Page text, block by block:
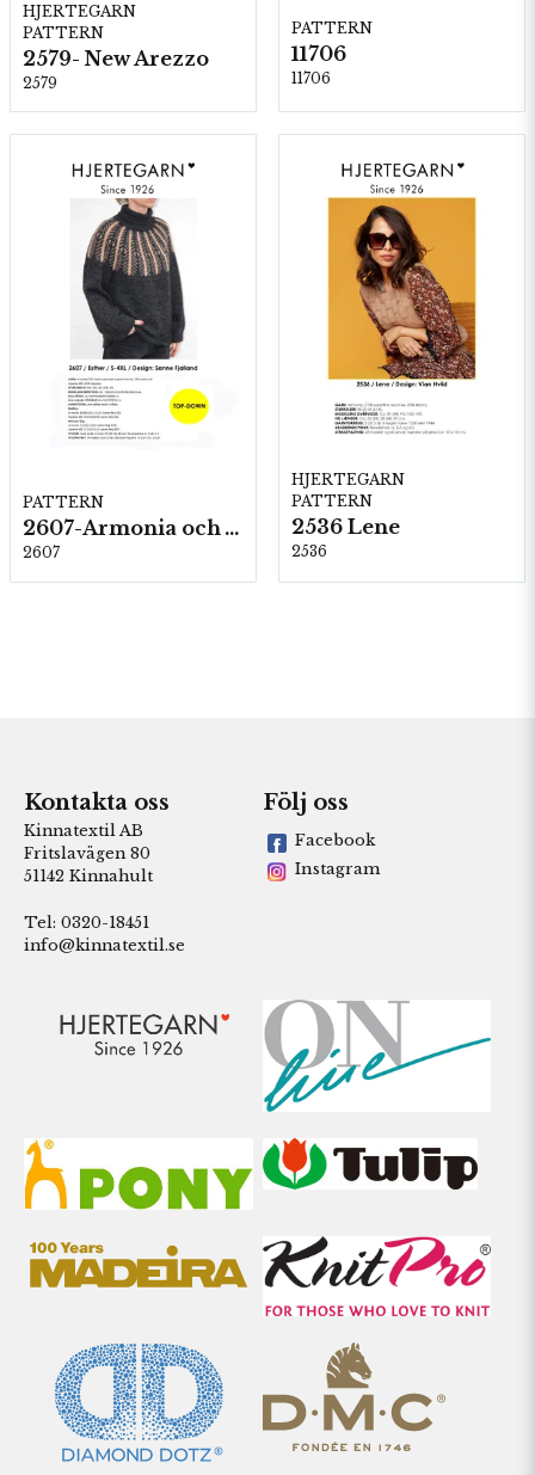
HJERTEGARN
PATTERN
2579- New Arezzo
2579
PATTERN
11706
11706
PATTERN
2607-Armonia och Alpaca 400
2607
HJERTEGARN
PATTERN
2536 Lene
2536
Kontakta oss
Kinnatextil AB
Fritslavägen 80
51142 Kinnahult
Tel: 0320-18451
info@kinnatextil.se
Följ oss
Facebook
Instagram